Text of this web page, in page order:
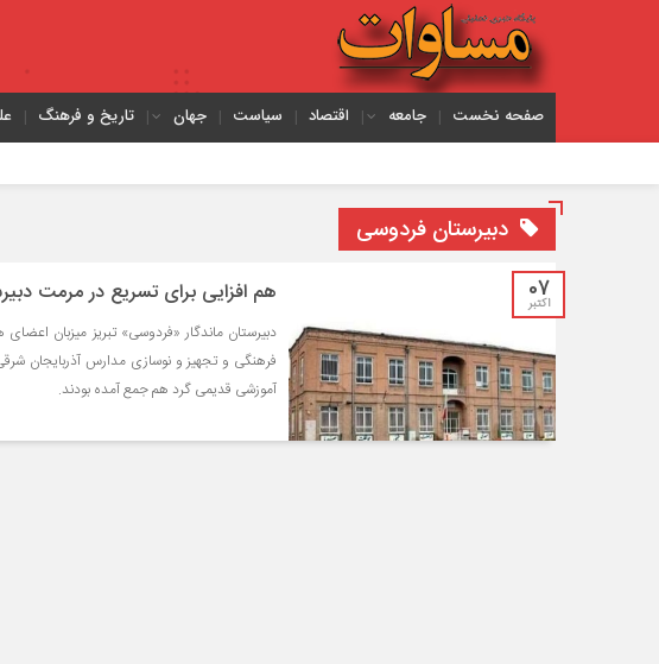
صفحه نخست جامعه اقتصاد سیاست جهان تاریخ و فرهنگ
دبیرستان فردوسی
07
اکتبر هم افزایی برای تسریع در مرمت دبیرستان ۱۱۰
دبیرستان ماندگار «فردوسی» تبریز میزبان
فرهنگی و تجهیز و نوسازی مدارس آذربایجان
آموزشی قدیمی گرد هم جمع آمده بودند.